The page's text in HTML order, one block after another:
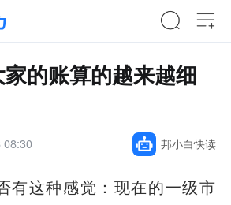
的账算的越来越细
08:30 邦小白快读
有这种感觉：现在的一级市